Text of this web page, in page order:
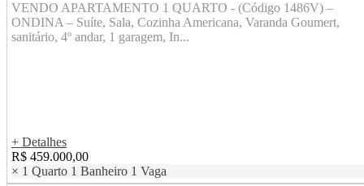
VENDO APARTAMENTO 1 QUARTO - (Código 1486V) –
ONDINA – Suíte, Sala, Cozinha Americana, Varanda Goumert,
sanitário, 4º andar, 1 garagem, In...
+ Detalhes
R$ 459.000,00
× 1 Quarto 1 Banheiro 1 Vaga